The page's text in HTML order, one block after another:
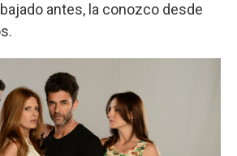
antes, la conozco desde